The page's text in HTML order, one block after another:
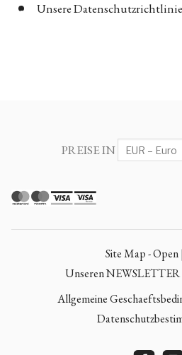
Unsere
PREISE IN
Site Map - Open
Unseren NEWSLETTER
Allgemeine